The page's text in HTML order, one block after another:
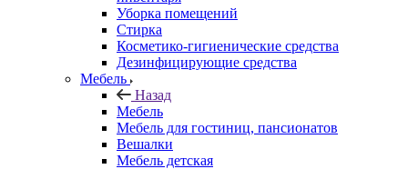
Уборка помещений
Стирка
Косметико-гигиенические средства
Дезинфицирующие средства
Мебель
Назад
Мебель
Мебель для гостиниц, пансионатов
Вешалки
Мебель детская